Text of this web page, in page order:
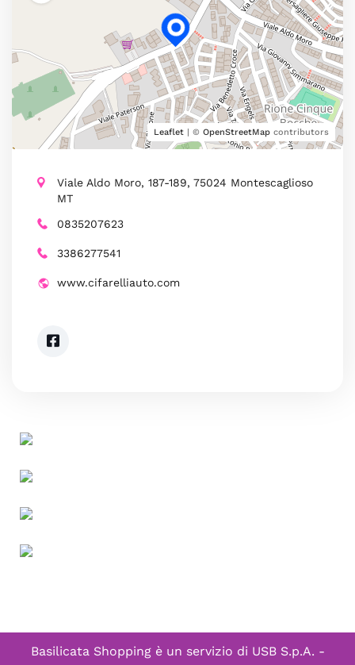
Leaflet | © OpenStreetMap contributors
Viale Aldo Moro, 187-189, 75024 Montescaglioso
MT
0835207623
3386277541
www.cifarelliauto.com
Basilicata Shopping è un servizio di USB S.p.A. -